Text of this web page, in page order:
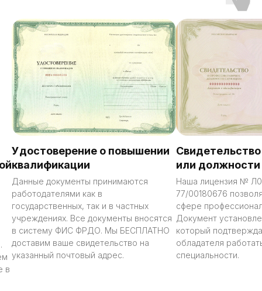
в
Удостоверение о повышении
квалификации
Данные документы принимаются
работодателями как в
государственных, так и в частных
учреждениях. Все документы вносятся
в систему ФИС ФРДО. Мы БЕСПЛАТНО
доставим ваше свидетельство на
указанный почтовый адрес.
или
Наша лицензия №
77/00180676
сфере
Документ
который
обладателя
специальности.